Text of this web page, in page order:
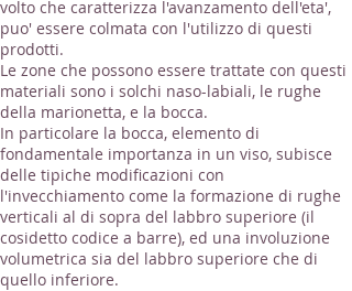
volto che caratterizza l'avanzamento dell'eta',
puo' essere colmata con l'utilizzo di questi
prodotti.
Le zone che possono essere trattate con questi
materiali sono i solchi naso-labiali, le rughe
della marionetta, e la bocca.
In particolare la bocca, elemento di
fondamentale importanza in un viso, subisce
delle tipiche modificazioni con
l'invecchiamento come la formazione di rughe
verticali al di sopra del labbro superiore (il
cosidetto codice a barre), ed una involuzione
volumetrica sia del labbro superiore che di
quello inferiore.